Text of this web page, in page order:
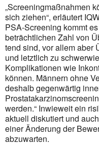
„Screeningmaßnahmen
sich ziehen“, erläutert
PSA-Screening kommt
beträchtlichen Zahl von
tend sind, vor allem aber
und letztlich zu
Komplikationen wie
können. Männern ohne
deshalb gegenwärtig
werden.“ Inwieweit ein
aktuell diskutiert und
einer Änderung der
abzuwarten.